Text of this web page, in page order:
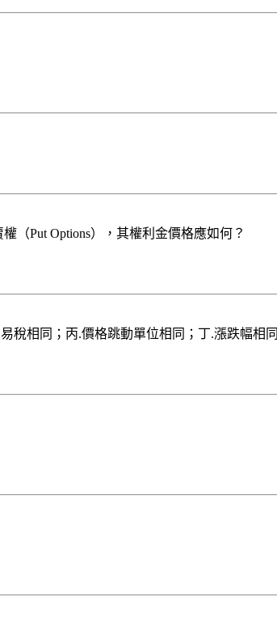
（Put Options），其權利金價格應如何？
稅相同；丙.價格跳動單位相同；丁.漲跌幅相同